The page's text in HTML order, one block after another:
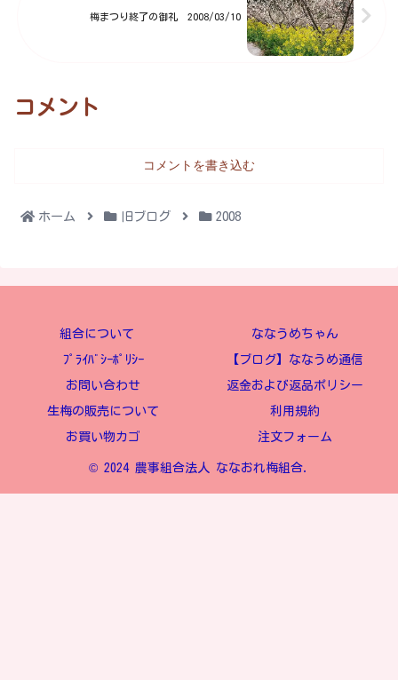
梅まつり終了の御礼 2008/03/10
コメント
コメントを書き込む
ホーム 旧ブログ 2008
組合について ななうめちゃん
ﾌﾟﾗｲﾊﾞｼｰﾎﾟﾘｼｰ 【ブログ】ななうめ通信
お問い合わせ 返金および返品ポリシー
生梅の販売について 利用規約
お買い物カゴ 注文フォーム
© 2024 農事組合法人 ななおれ梅組合.